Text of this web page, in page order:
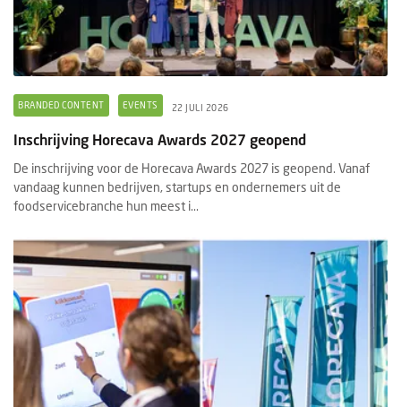
BRANDED CONTENT EVENTS 22 JULI 2026
Inschrijving Horecava Awards 2027 geopend
De inschrijving voor de Horecava Awards 2027 is geopend. Vanaf
vandaag kunnen bedrijven, startups en ondernemers uit de
foodservicebranche hun meest i...